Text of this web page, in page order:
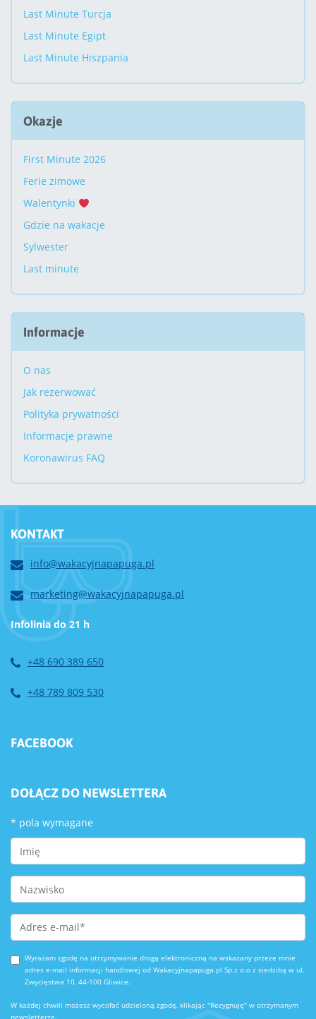
Last Minute Turcja
Last Minute Egipt
Last Minute Hiszpania
Okazje
First Minute 2026
Ferie zimowe
Walentynki
Gdzie na wakacje
Sylwester
Last minute
Informacje
O nas
Jak rezerwować
Polityka prywatności
Informacje prawne
Koronawirus FAQ
KONTAKT
info@wakacyjnapapuga.pl
marketing@wakacyjnapapuga.pl
Infolinia do 21 h
+48 690 389 650
+48 789 809 530
FACEBOOK
DOŁĄCZ DO NEWSLETTERA
* pola wymagane
First Name
Last Name
Email Address*
Wyrażam zgodę na otrzymywanie drogą elektroniczną na wskazany przeze mnie
adres e-mail informacji handlowej od Wakacyjnapapuga.pl Sp.z o.o z siedzibą w ul.
Zwycięstwa 10, 44-100 Gliwice.
W każdej chwili możesz wycofać udzieloną zgodę, klikając "Rezygnuję" w otrzymanym
newsletterze.